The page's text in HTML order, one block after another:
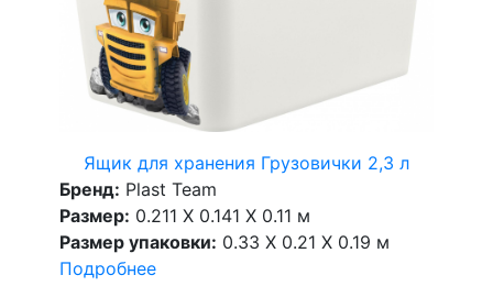
Ящик для хранения Грузовички 2,3 л
Бренд: Plast Team
Размер: 0.211 X 0.141 X 0.11 м
Размер упаковки: 0.33 X 0.21 X 0.19 м
Подробнее